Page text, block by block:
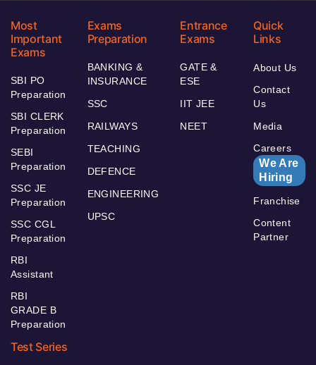
Most
Important
Exams
SBI PO
Preparation
SBI CLERK
Preparation
SEBI
Preparation
SSC JE
Preparation
SSC CGL
Preparation
RBI
Assistant
RBI
GRADE B
Preparation
Exams
Preparation
BANKING &
INSURANCE
SSC
RAILWAYS
TEACHING
DEFENCE
ENGINEERING
UPSC
Entrance
Exams
GATE &
ESE
IIT JEE
NEET
Quick
Links
About Us
Contact
Us
Media
Careers
We Are
Hiring
Franchise
Content
Partner
Test Series